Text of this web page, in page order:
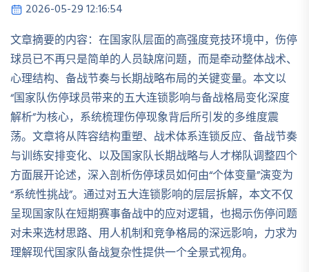
2026-05-29 12:16:54
文章摘要的内容：在国家队层面的高强度竞技环境中，伤停
球员已不再只是简单的人员缺席问题，而是牵动整体战术、
心理结构、备战节奏与长期战略布局的关键变量。本文以
“国家队伤停球员带来的五大连锁影响与备战格局变化深度
解析”为核心，系统梳理伤停现象背后所引发的多维度震
荡。文章将从阵容结构重塑、战术体系连锁反应、备战节奏
与训练安排变化、以及国家队长期战略与人才梯队调整四个
方面展开论述，深入剖析伤停球员如何由“个体变量”演变为
“系统性挑战”。通过对五大连锁影响的层层拆解，本文不仅
呈现国家队在短期赛事备战中的应对逻辑，也揭示伤停问题
对未来选材思路、用人机制和竞争格局的深远影响，力求为
理解现代国家队备战复杂性提供一个全景式视角。